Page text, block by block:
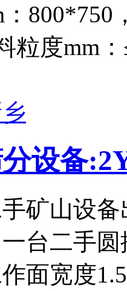
粒度mm
设备
矿山设
台二手
面宽度